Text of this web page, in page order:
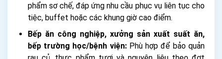
phẩm sơ chế, đáp ứng nhu cầu phục vụ liên tục cho
tiệc, buffet hoặc các khung giờ cao điểm.
Bếp ăn công nghiệp, xưởng sản xuất suất ăn,
bếp trường học/bệnh viện:Phù hợp để bảo quản